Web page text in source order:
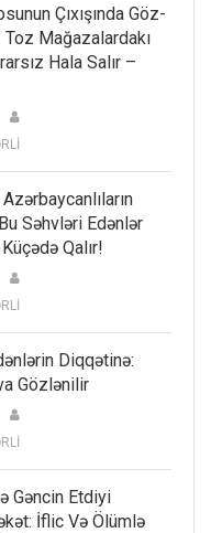
Çıxışında Göz-
Toz Mağazalardakı
Hala Salır –
Səhvləri Edənlər
Qalır!
Diqqətinə:
Gözlənilir
Gəncin Etdiyi
İflic Və Ölümlə